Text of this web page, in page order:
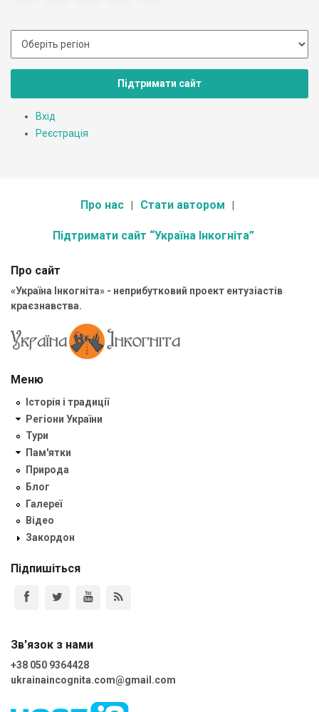
Підтримати сайт
Вхід
Реєстрація
Про нас Стати автором
Підтримати сайт “Україна Інкогніта”
Про сайт
«Україна Інкогніта» - неприбутковий проект ентузіастів
краєзнавства.
Меню
Історія і традиції
Регіони України
Тури
Пам'ятки
Природа
Блог
Галереї
Відео
Закордон
Підпишіться
Зв'язок з нами
+38 050 9364428
ukrainaincognita.com@gmail.com